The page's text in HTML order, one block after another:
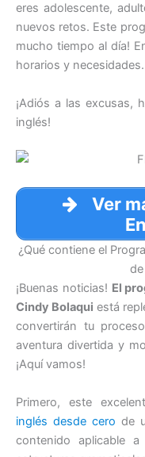
eres adolescente,
nuevos retos. Este
mucho tiempo al día!
horarios y necesidades.
¡Adiós a las excusas,
inglés!
Ver
¿Qué contiene el
¡Buenas noticias! El
Cindy Bolaqui está
convertirán tu
aventura divertida y
¡Aquí vamos!
Primero, este
inglés desde cero de
contenido aplicable